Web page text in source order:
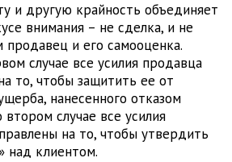
и другую крайность объединяет
внимания – не сделка, и не
продавец и его самооценка.
случае все усилия продавца
то, чтобы защитить ее от
нанесенного отказом
втором случае все усилия
на то, чтобы утвердить
над клиентом.